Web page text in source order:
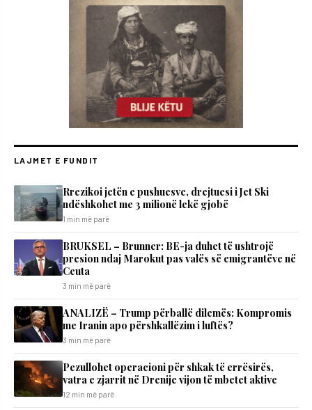
LAJMET E FUNDIT
Rrezikoi jetën e pushuesve, drejtuesi i Jet Ski
ndëshkohet me 3 milionë lekë gjobë
1 min më parë
BRUKSEL – Brunner: BE-ja duhet të ushtrojë
presion ndaj Marokut pas valës së emigrantëve në
Ceuta
3 min më parë
ANALIZË – Trump përballë dilemës: Kompromis
me Iranin apo përshkallëzim i luftës?
3 min më parë
Pezullohet operacioni për shkak të errësirës,
vatra e zjarrit në Drenije vijon të mbetet aktive
12 min më parë